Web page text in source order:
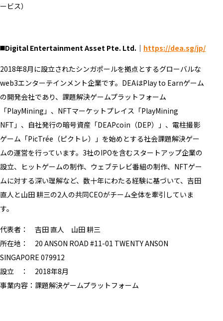
ービス）
◼️Digital Entertainment Asset Pte. Ltd.｜ https://dea.sg/jp/
2018年8月に設立されたシンガポールを拠点とするグローバルな
web3エンターテインメント企業です。DEAはPlay to Earnゲーム
の開発会社であり、課題解決ゲームプラットフォーム
「PlayMining」、NFTマーケットプレイス「PlayMining
NFT」、自社発行の暗号資産「DEAPcoin（DEP）」、電柱撮影
ゲーム「PicTrée（ピクトレ）」を始めとする社会課題解決ゲー
ムの運営を行っています。3社のIPOを含むスタートアップ企業の
設立、ヒットゲームの制作、ウェブテレビ番組の制作、NFTゲー
ムに対する深い理解など、数十年にわたる経験に基づいて、吉田
直人と山田 耕三の2人の共同CEOがチーム全体を牽引していま
す。
代表者： 吉田 直人 山田 耕三
所在地： 20 ANSON ROAD #11-01 TWENTY ANSON
SINGAPORE 079912
設立 ： 2018年8月
事業内容：課題解決ゲームプラットフォーム